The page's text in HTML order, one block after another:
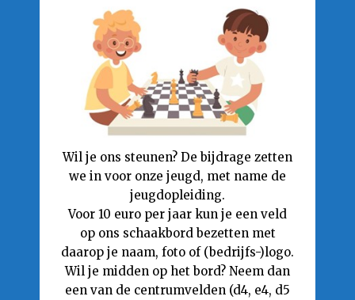
Wil je ons steunen? De bijdrage zetten
we in voor onze jeugd, met name de
jeugdopleiding.
Voor 10 euro per jaar kun je een veld
op ons schaakbord bezetten met
daarop je naam, foto of (bedrijfs-)logo.
Wil je midden op het bord? Neem dan
een van de centrumvelden (d4, e4, d5